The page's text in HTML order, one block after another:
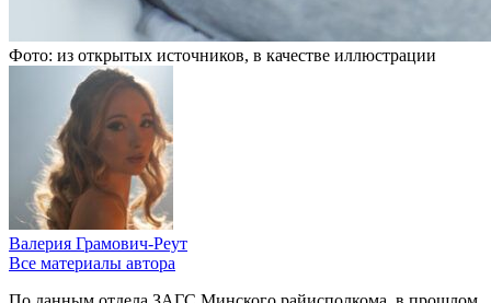
Фото: из открытых источников, в качестве иллюстрации
Валерия Грамович-Реут
Все материалы автора